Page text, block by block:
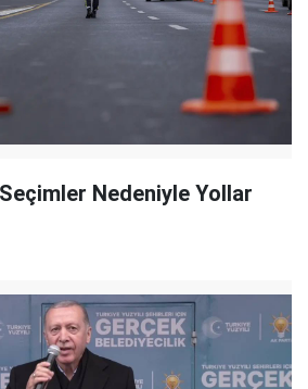
Nedeniyle Yollar